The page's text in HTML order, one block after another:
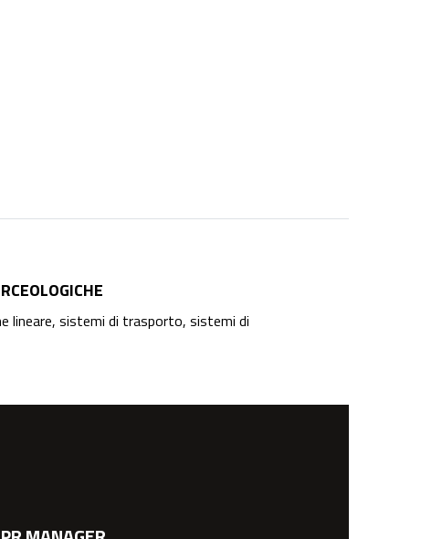
lineare, sistemi di trasporto, sistemi di